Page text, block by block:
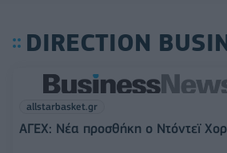
DIRECTION
allstarbasket.gr
ΑΓΕΧ: Νέα προσθήκη ο Ντόντεϊ